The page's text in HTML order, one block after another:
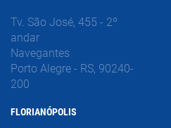
Tv. São José, 455 - 2º
andar
Navegantes
Porto Alegre - RS, 90240-
200
FLORIANÓPOLIS